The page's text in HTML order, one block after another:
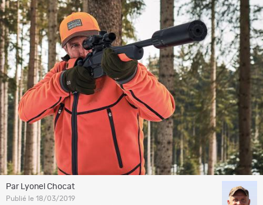
Par Lyonel Chocat
Publié le 18/03/2019